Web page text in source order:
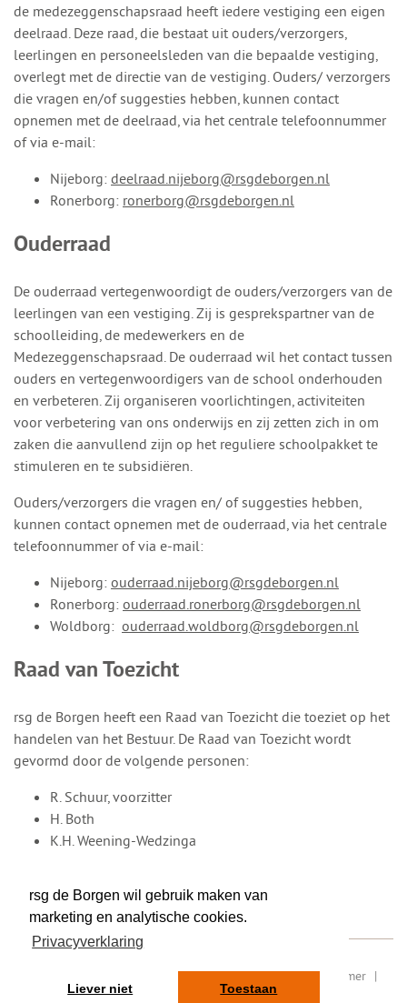
rsg de Borgen wil gebruik maken van
marketing en analytische cookies.
Privacyverklaring
Liever niet Toestaan
de medezeggenschapsraad heeft iedere vestiging een eigen
deelraad. Deze raad, die bestaat uit ouders/verzorgers,
leerlingen en personeelsleden van die bepaalde vestiging,
overlegt met de directie van de vestiging. Ouders/ verzorgers
die vragen en/of suggesties hebben, kunnen contact
opnemen met de deelraad, via het centrale telefoonnummer
of via e-mail:
Nijeborg: deelraad.nijeborg@rsgdeborgen.nl
Ronerborg: ronerborg@rsgdeborgen.nl
Ouderraad
De ouderraad vertegenwoordigt de ouders/verzorgers van de
leerlingen van een vestiging. Zij is gesprekspartner van de
schoolleiding, de medewerkers en de
Medezeggenschapsraad. De ouderraad wil het contact tussen
ouders en vertegenwoordigers van de school onderhouden
en verbeteren. Zij organiseren voorlichtingen, activiteiten
voor verbetering van ons onderwijs en zij zetten zich in om
zaken die aanvullend zijn op het reguliere schoolpakket te
stimuleren en te subsidiëren.
Ouders/verzorgers die vragen en/ of suggesties hebben,
kunnen contact opnemen met de ouderraad, via het centrale
telefoonnummer of via e-mail:
Nijeborg: ouderraad.nijeborg@rsgdeborgen.nl
Ronerborg: ouderraad.ronerborg@rsgdeborgen.nl
Woldborg: ouderraad.woldborg@rsgdeborgen.nl
Raad van Toezicht
rsg de Borgen heeft een Raad van Toezicht die toeziet op het
handelen van het Bestuur. De Raad van Toezicht wordt
gevormd door de volgende personen:
R. Schuur, voorzitter
H. Both
K.H. Weening-Wedzinga
RSIN/ fiscaal nummer: 8077.87.000 | Sitemap | Disclaimer |
Contact